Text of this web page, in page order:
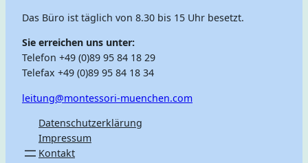
Das Büro ist täglich von 8.30 bis 15 Uhr besetzt.
Sie erreichen uns unter:
Telefon +49 (0)89 95 84 18 29
Telefax +49 (0)89 95 84 18 34
leitung@montessori-muenchen.com
Datenschutzerklärung
Impressum
Kontakt